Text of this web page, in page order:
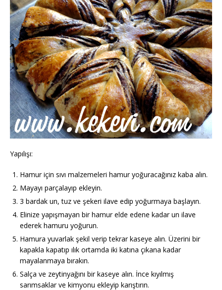
Yapılışı:
Hamur için sıvı malzemeleri hamur yoğuracağınız kaba alın.
Mayayı parçalayıp ekleyin.
3 bardak un, tuz ve şekeri ilave edip yoğurmaya başlayın.
Elinize yapışmayan bir hamur elde edene kadar un ilave
ederek hamuru yoğurun.
Hamura yuvarlak şekil verip tekrar kaseye alın. Üzerini bir
kapakla kapatıp ılık ortamda iki katına çıkana kadar
mayalanmaya bırakın.
Salça ve zeytinyağını bir kaseye alın. İnce kıyılmış
sarımsaklar ve kimyonu ekleyip karıştırın.